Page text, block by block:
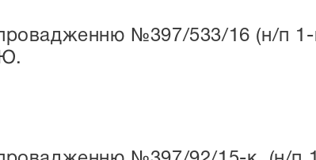
№397/533/16 (н/п 1-